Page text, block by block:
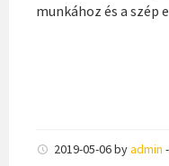
munkához és a szép
2019-05-06byadmin -